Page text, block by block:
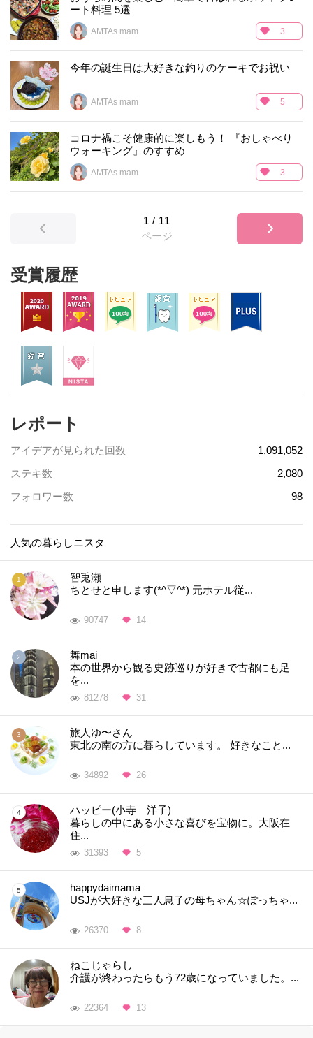
ート料理 5選
AMTAs mam 3
今年の誕生日は大好きな釣りのケーキでお祝い
AMTAs mam 5
コロナ禍こそ健康的に楽しもう！ 『おしゃべり
ウォーキング』のすすめ
AMTAs mam 3
1 / 11
ページ
受賞履歴
レポート
アイデアが見られた回数
1,091,052
ステキ数
2,080
フォロワー数
98
人気の暮らしニスタ
智兎瀬
ちとせと申します(*^▽^*) 元ホテル従...
90747 14
舞mai
本の世界から観る史跡巡りが好きで古都にも足
を...
81278 31
旅人ゆ〜さん
東北の南の方に暮らしています。 好きなこと...
34892 26
ハッピー(小寺 洋子)
暮らしの中にある小さな喜びを宝物に。大阪在
住...
31393 5
happydaimama
USJが大好きな三人息子の母ちゃん☆ぽっちゃ...
26370 8
ねこじゃらし
介護が終わったらもう72歳になっていました。...
22364 13